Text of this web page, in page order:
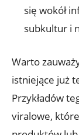
się wokół
subkultur i
Warto
istniejące już
Przykładów
viralowe,